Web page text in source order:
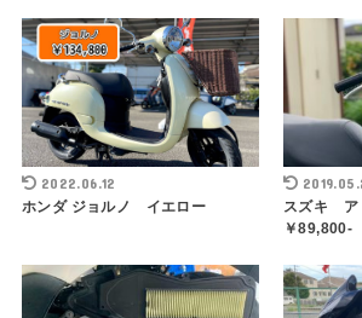
2022.06.12
ホンダ ジョルノ イエロー
スズキ ア
￥89,800-